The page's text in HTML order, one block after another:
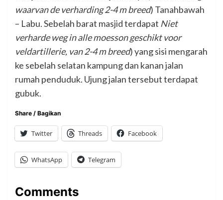
waarvan de verharding 2-4 m breed) Tanahbawah
– Labu. Sebelah barat masjid terdapat Niet
verharde weg in alle moesson geschikt voor
veldartillerie, van 2-4 m breed) yang sisi mengarah
ke sebelah selatan kampung dan kanan jalan
rumah penduduk. Ujung jalan tersebut terdapat
gubuk.
Share / Bagikan
Twitter Threads Facebook
WhatsApp Telegram
Comments